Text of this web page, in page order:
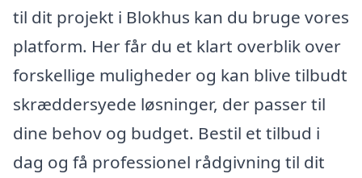
til dit projekt i Blokhus kan du bruge vores
platform. Her får du et klart overblik over
forskellige muligheder og kan blive tilbudt
skræddersyede løsninger, der passer til
dine behov og budget. Bestil et tilbud i
dag og få professionel rådgivning til dit